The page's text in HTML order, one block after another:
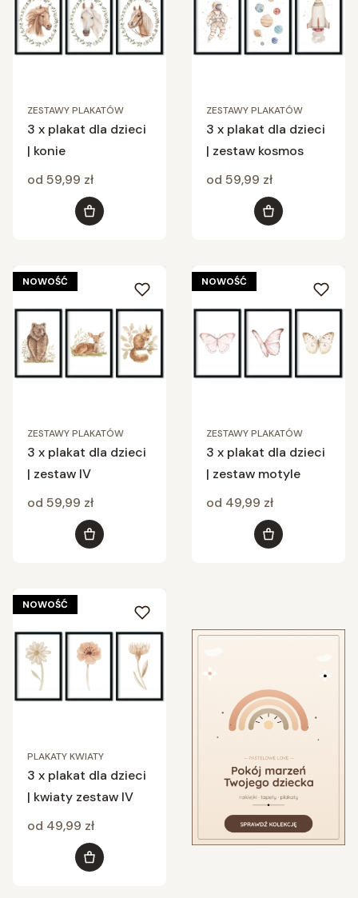
ZESTAWY PLAKATÓW
3 x plakat dla dzieci
| konie
Cena
od 59,99 zł
Zobacz produkt
ZESTAWY PLAKATÓW
3 x plakat dla dzieci
| zestaw kosmos
Cena
od 59,99 zł
Zobacz produkt
NOWOŚĆ
ZESTAWY PLAKATÓW
3 x plakat dla dzieci
| zestaw IV
Cena
od 59,99 zł
Zobacz produkt
NOWOŚĆ
ZESTAWY PLAKATÓW
3 x plakat dla dzieci
| zestaw motyle
Cena
od 49,99 zł
Zobacz produkt
NOWOŚĆ
PLAKATY KWIATY
3 x plakat dla dzieci
| kwiaty zestaw IV
Cena
od 49,99 zł
Zobacz produkt